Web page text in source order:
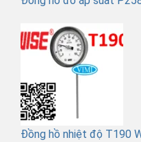
Đồng hồ nhiệt độ T190